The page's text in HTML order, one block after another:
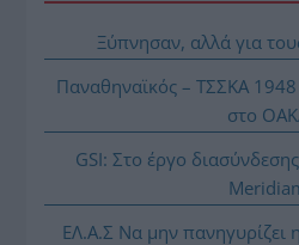
Ξύπνησαν, αλλά για
Παναθηναϊκός – ΤΣΣΚΑ
στο
GSI: Στο έργο
ΕΛ.Α.Σ Να μην πανηγυρίζει